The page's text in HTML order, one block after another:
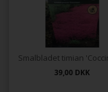
39,00 DKK